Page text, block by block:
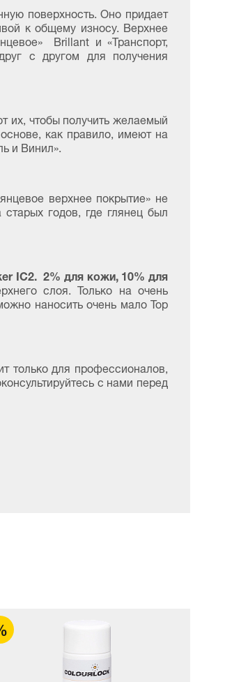
поверхность. Оно придает
к общему износу. Верхнее
Brillant и «Транспорт,
с другом для получения
их, чтобы получить желаемый
как правило, имеют на
и Винил».
верхнее покрытие» не
годов, где глянец был
IC2. 2% для кожи, 10% для
слоя. Только на очень
наносить очень мало Top
только для профессионалов,
с нами перед